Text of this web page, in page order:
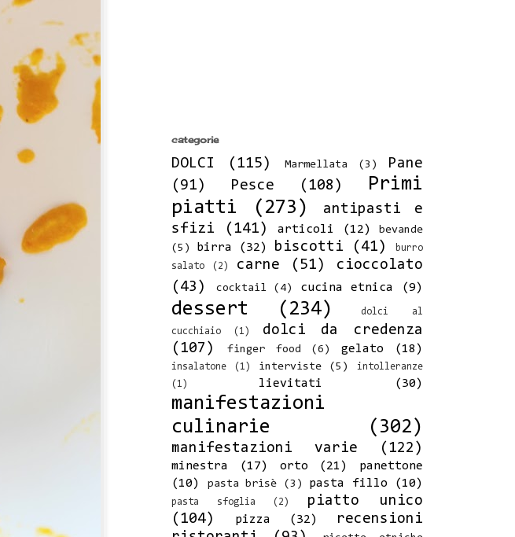
categorie
DOLCI (115) Marmellata (3)
Pane
(91)
Pesce (108)
Primi
piatti
(273)
antipasti e
sfizi
(141) articoli (12)
bevande
(5)
birra (32) biscotti (41)
burro
salato
(2) carne (51)
cioccolato
(43)
cocktail (4) cucina etnica (9)
dessert (234)
dolci al
cucchiaio
(1)
dolci da credenza
(107)
finger food (6) gelato (18)
insalatone (1) interviste (5)
intolleranze
(1)
lievitati (30)
manifestazioni
culinarie
(302)
manifestazioni varie (122)
minestra (17) orto (21)
panettone
(10)
pasta brisè (3) pasta fillo (10)
pasta sfoglia (2)
piatto unico
(104)
pizza (32)
recensioni